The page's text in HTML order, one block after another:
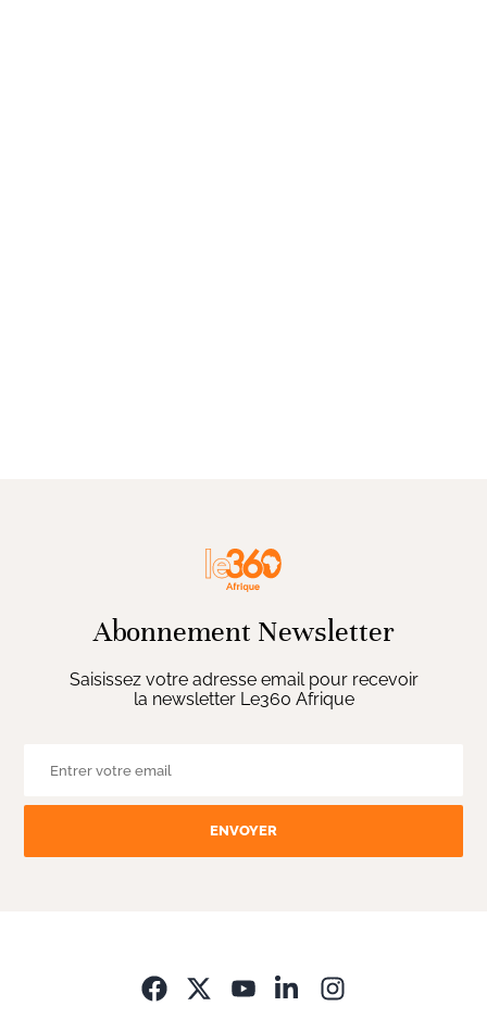
Abonnement Newsletter
Saisissez votre adresse email pour recevoir
la newsletter Le360 Afrique
ENVOYER